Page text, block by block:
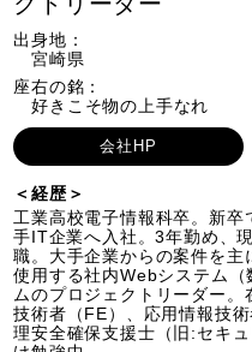
出身地：
宮崎県
座右の銘：
好きこそ物の上手なれ
会社HP
＜経歴＞
工業高校電子情報科卒。新
手IT企業へ入社。3年勤め、
職。大手企業からの案件を
使用する社内Webシステム
ムのプロジェクトリーダー
技術者（FE）、応用情報技
理安全確保支援士（旧:セキ